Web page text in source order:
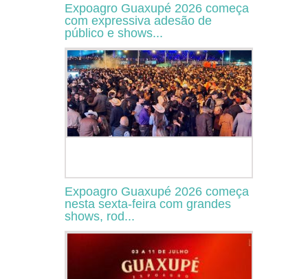
Expoagro Guaxupé 2026 começa
com expressiva adesão de
público e shows...
Expoagro Guaxupé 2026 começa
nesta sexta-feira com grandes
shows, rod...